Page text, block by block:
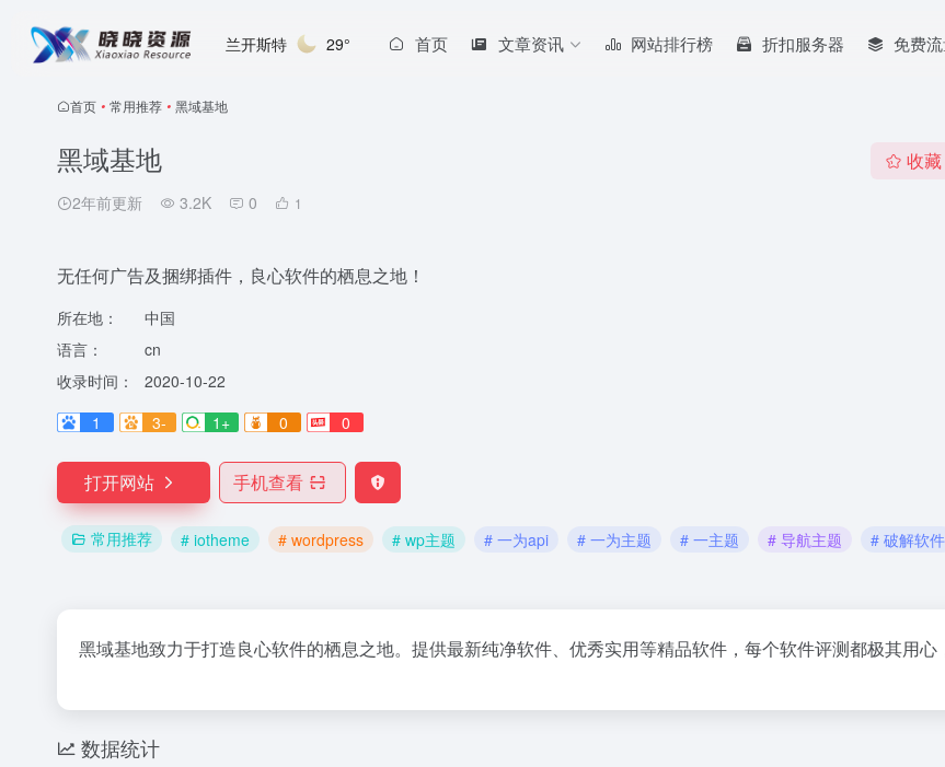
兰开斯特 29° 首页 文章资讯 网站排行榜 折扣服务器 免费
首页 • 常用推荐 • 黑域基地
黑域基地
2年前更新 3.2K 0 1
收藏
无任何广告及捆绑插件，良心软件的栖息之地！
所在地：
中国
语言：
cn
收录时间：
2020-10-22
1
3- 1+ 0 0
打开网站 手机查看
常用推荐 # iotheme # wordpress # wp主题 # 一为api # 一为主题 # 一主题 # 导航主题 # 破解软件
黑域基地致力于打造良心软件的栖息之地。提供最新纯净软件、优秀实用等精品软件，每个软件评测都极其用心
数据统计